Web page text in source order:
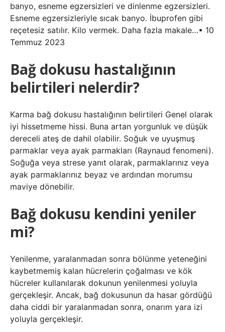
banyo, esneme egzersizleri ve dinlenme egzersizleri.
Esneme egzersizleriyle sıcak banyo. İbuprofen gibi
reçetesiz satılır. Kilo vermek. Daha fazla makale…• 10
Temmuz 2023
Bağ dokusu hastalığının
belirtileri nelerdir?
Karma bağ dokusu hastalığının belirtileri Genel olarak
iyi hissetmeme hissi. Buna artan yorgunluk ve düşük
dereceli ateş de dahil olabilir. Soğuk ve uyuşmuş
parmaklar veya ayak parmakları (Raynaud fenomeni).
Soğuğa veya strese yanıt olarak, parmaklarınız veya
ayak parmaklarınız beyaz ve ardından morumsu
maviye dönebilir.
Bağ dokusu kendini yeniler
mi?
Yenilenme, yaralanmadan sonra bölünme yeteneğini
kaybetmemiş kalan hücrelerin çoğalması ve kök
hücreler kullanılarak dokunun yenilenmesi yoluyla
gerçekleşir. Ancak, bağ dokusunun da hasar gördüğü
daha ciddi bir yaralanmadan sonra, onarım yara izi
yoluyla gerçekleşir.